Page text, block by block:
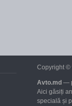
Copyright ©
Avto.md —
Aici găsiți
specială și